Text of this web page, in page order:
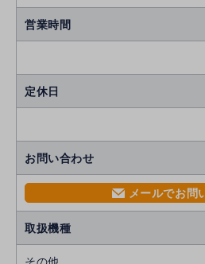
営業時間
定休日
お問い合わせ
mail メールでお問
取扱機種